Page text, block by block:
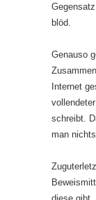
blöd.
Genauso
Internet
schreibt.
man